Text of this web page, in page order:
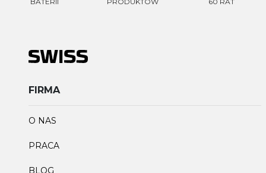
FIRMA
O NAS
PRACA
BLOG